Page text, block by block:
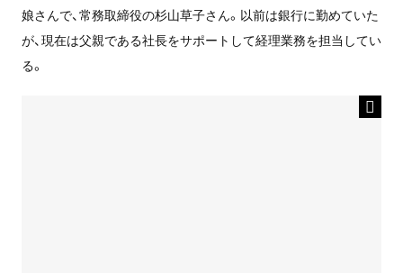
娘さんで、常務取締役の杉山草子さん。以前は銀行に勤めていた
が、現在は父親である社長をサポートして経理業務を担当してい
る。